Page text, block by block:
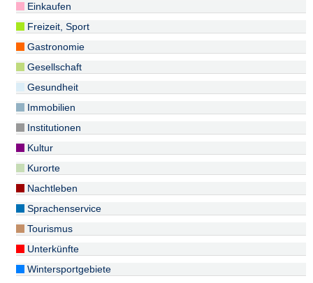
Einkaufen
Freizeit, Sport
Gastronomie
Gesellschaft
Gesundheit
Immobilien
Institutionen
Kultur
Kurorte
Nachtleben
Sprachenservice
Tourismus
Unterkünfte
Wintersportgebiete